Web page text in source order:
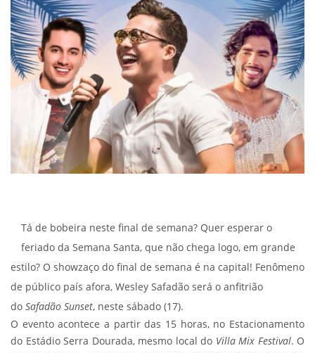
Tá de bobeira neste final de semana? Quer esperar o
feriado da Semana Santa, que não chega logo, em grande
estilo? O showzaço do final de semana é na capital! Fenômeno
de público país afora, Wesley Safadão será o anfitrião
do Safadão Sunset, neste sábado (17).
O evento acontece a partir das 15 horas, no Estacionamento
do Estádio Serra Dourada, mesmo local do Villa Mix Festival. O